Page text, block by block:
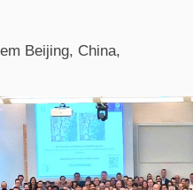
Beijing, China,